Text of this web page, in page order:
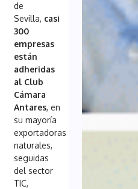
de
Sevilla, casi
300
empresas
están
adheridas
al Club
Cámara
Antares, en
su mayoría
exportadoras
naturales,
seguidas
del sector
TIC,